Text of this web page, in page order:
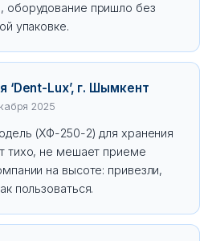
оборудование пришло без
упаковке.
‘Dent-Lux’, г. Шымкент
2025
(ХФ-250-2) для хранения
тихо, не мешает приеме
на высоте: привезли,
пользоваться.